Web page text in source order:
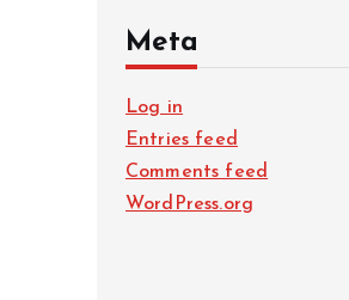
Meta
Log in
Entries feed
Comments feed
WordPress.org